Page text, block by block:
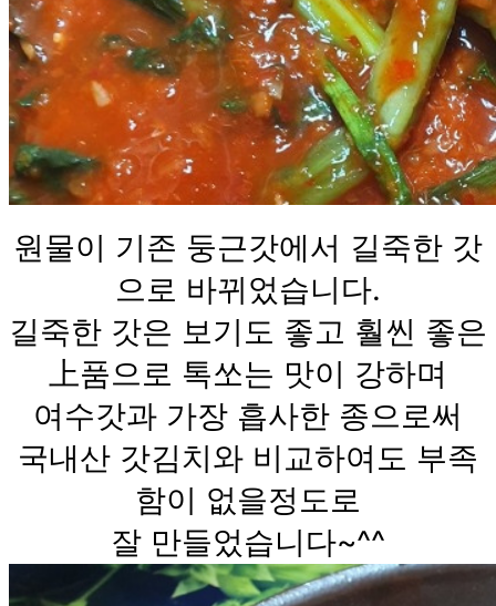
원물이 기존 둥근갓에서 길죽한 갓
으로 바뀌었습니다.
길죽한 갓은 보기도 좋고 훨씬 좋은
上품으로 톡쏘는 맛이 강하며
여수갓과 가장 흡사한 종으로써
국내산 갓김치와 비교하여도 부족
함이 없을정도로
잘 만들었습니다~^^